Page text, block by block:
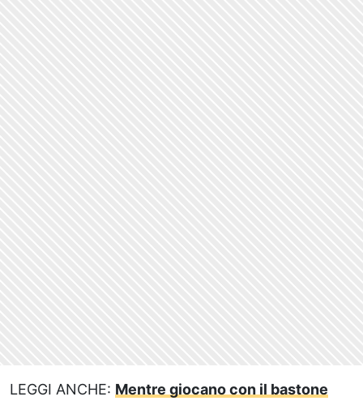
LEGGI ANCHE: Mentre giocano con il bastone